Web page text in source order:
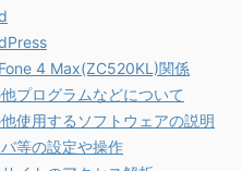
4 Max(ZC520KL)関係
プログラムなどについて
使用するソフトウェアの説明
等の設定や操作